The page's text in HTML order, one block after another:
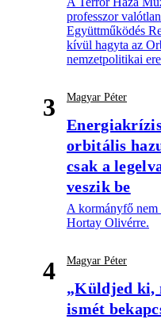
professzor
Együttműködés
kívül hagyta az
nemzetpolitikai
3 Magyar Péter
orbitális
csak a
veszik be
A kormányfő nem
Hortay Olivérre.
4 Magyar Péter
„Küldjed ki,
ismét